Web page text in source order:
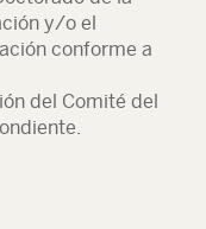
y/o el
conforme a
del Comité del